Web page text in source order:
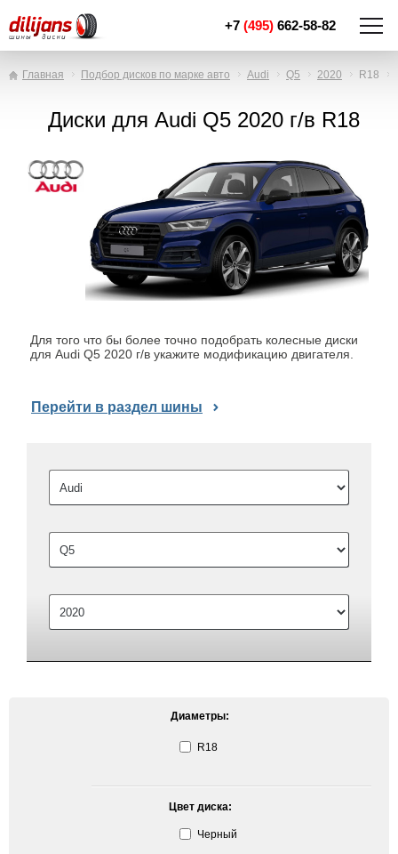
+7 (495) 662-58-82
Главная Подбор дисков по марке авто Audi Q5 2020 R18
Диски для Audi Q5 2020 г/в R18
Для того что бы более точно подобрать колесные диски
для Audi Q5 2020 г/в укажите модификацию двигателя.
Перейти в раздел шины
Диаметры:
R18
Цвет диска:
Черный